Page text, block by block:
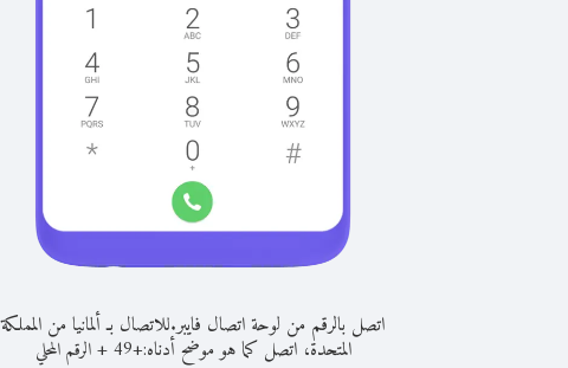
اتصل بالرقم من لوحة اتصال فايبر.للاتصال بـ ألمانيا من المملكة
المتحدة، اتصل كما هو موضح أدناه:+
49
+الرقم المحلي